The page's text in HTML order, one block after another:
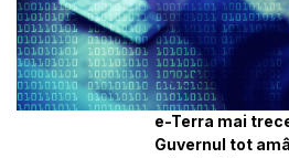
e-Terra mai
Guvernul tot